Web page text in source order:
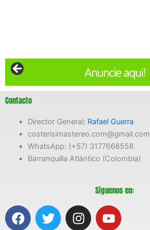
Contacto
Director General: Rafael Guerra
costerisimastereo.com@gmail.com
WhatsApp: (+57) 3177668558
Barranquilla Atlántico (Colombia)
Síguenos en:
F
a
T
w
I
n
Y
o